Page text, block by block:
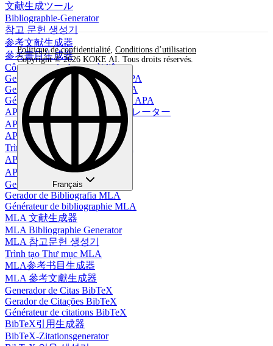
文献生成ツール
Bibliographie-Generator
참고 문헌 생성기
参考文献生成器
參考書目生成器
Công cụ tạo danh mục tài liệu
Generador de Tablas en Estilo APA
Gerador de Tabelas no Estilo APA
Générateur de tableaux au format APA
APAスタイルテーブルジェネレーター
APA-Tabellengenerator
APA 스타일 테이블 생성기
Trình Tạo Bảng Định Dạng APA
APA格式表格生成器
APA 格式表生成器
Generador de Bibliografía MLA
Gerador de Bibliografia MLA
Générateur de bibliographie MLA
MLA 文献生成器
MLA Bibliographie Generator
MLA 참고문헌 생성기
Trình tạo Thư mục MLA
MLA参考书目生成器
MLA 參考文獻生成器
Generador de Citas BibTeX
Gerador de Citações BibTeX
Générateur de citations BibTeX
BibTeX引用生成器
BibTeX-Zitationsgenerator
Politique de confidentialité, Conditions d’utilisation
Copyright © 2026 KOKE AI. Tous droits réservés.
Français